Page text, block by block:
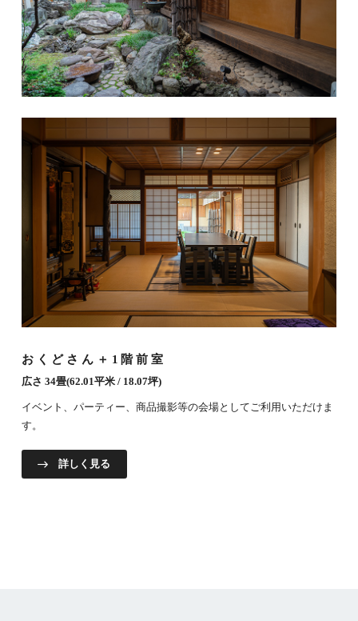
おくどさん＋1階前室
広さ 34畳(62.01平米 / 18.07坪)
イベント、パーティー、商品撮影等の会場としてご利用いただけま
す。
詳しく見る